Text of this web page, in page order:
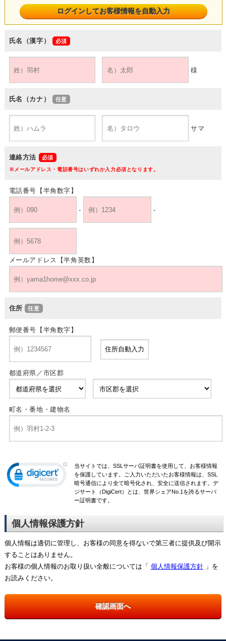
氏名（漢字）
様
氏名（カナ）
サマ
連絡方法
※メールアドレス・電話番号はいずれか入力必須となります。
電話番号【半角数字】
- -
メールアドレス【半角英数】
住所
郵便番号【半角数字】
都道府県／市区郡
町名・番地・建物名
当サイトでは、SSLサーバ証明書を使用して、お客様情報
を保護しています。ご入力いただいたお客様情報は、SSL
暗号通信により全て暗号化され、安全に送信されます。デ
ジサート（DigiCert）とは、世界シェアNo.1を誇るサーバ
ー証明書です。
個人情報保護方針
個人情報は適切に管理し、お客様の同意を得ないで第三者に提供及び開示
することはありません。
お客様の個人情報のお取り扱い全般については「 個人情報保護方針」を
お読みください。